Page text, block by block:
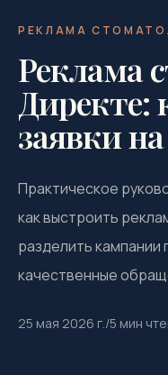
РЕКЛАМА
Реклама
Директе:
заявки
Практическое
как выстроить
разделить кампании
качественные
25 мая 2026 г./5 мин